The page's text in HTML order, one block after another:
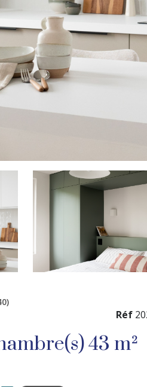
Appartement 2 pièce(s) 1 chambre(s) 43 m²
Réf